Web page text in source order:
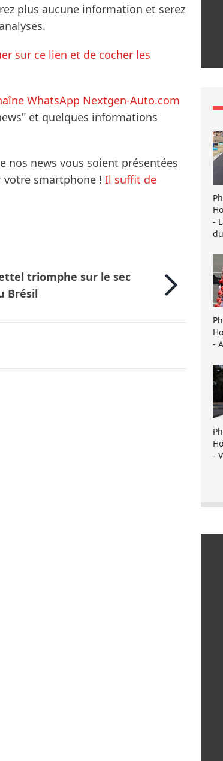
plus aucune information et serez
sur ce lien et de cocher les
WhatsApp Nextgen-Auto.com
et quelques informations
nos news vous soient présentées
smartphone ! Il suffit de
triomphe sur le sec
Brésil
-
-
-